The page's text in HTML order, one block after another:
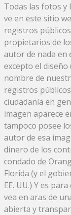
Todas las fotos y
ve en este sitio
registros
propietarios de
autor de nada en
excepto el diseño
nombre de
registros
ciudadanía en
imagen aparece
tampoco posee
autor de esa
dinero de los
condado de
Florida (y el
EE. UU.) Y es
vea en aras de
abierta y